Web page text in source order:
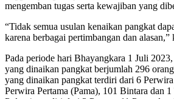
mengemban tugas serta kewajiban yang
“Tidak semua usulan kenaikan pangkat
karena berbagai pertimbangan dan alasan,”
Pada periode hari Bhayangkara 1 Juli
yang dinaikan pangkat berjumlah 296
yang dinaikan pangkat terdiri dari 6
Perwira Pertama (Pama), 101 Bintara dan 1